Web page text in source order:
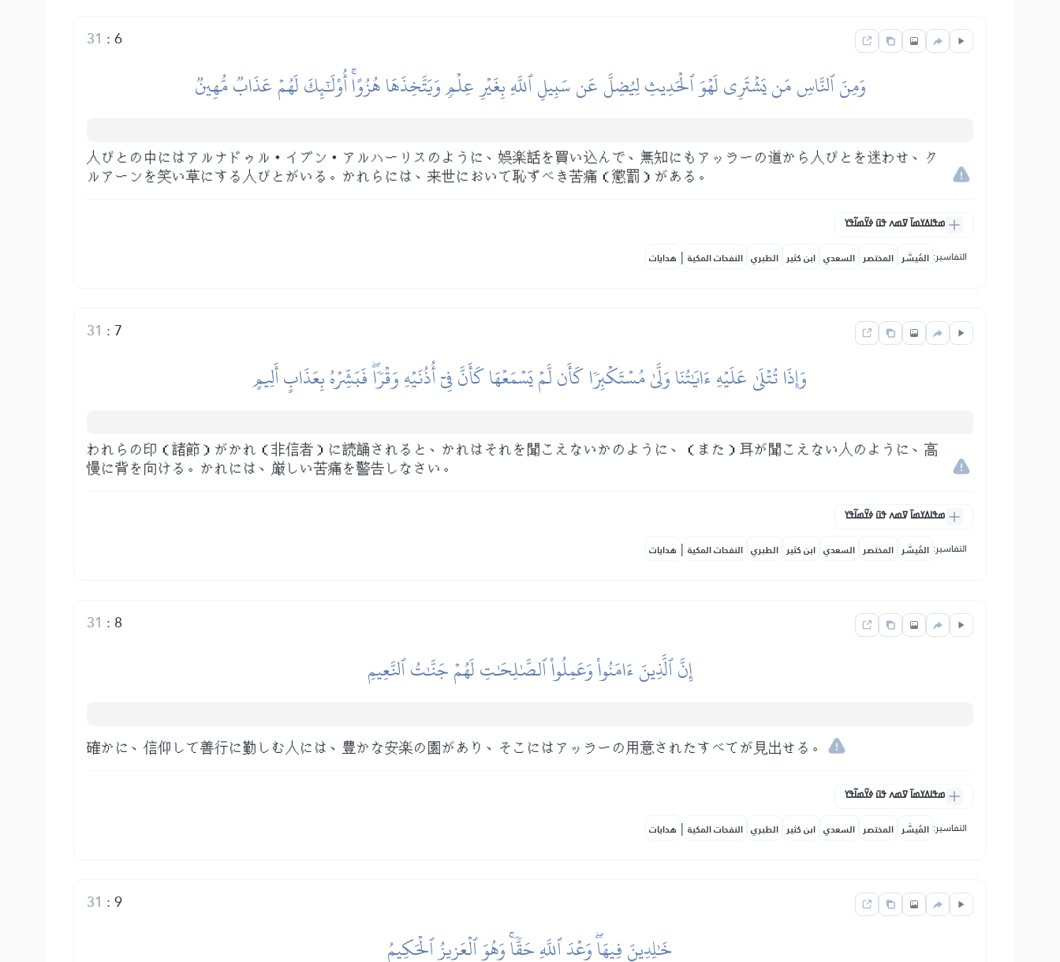
6
:
31
وَمِنَ ٱلنَّاسِ مَن يَشۡتَرِي لَهۡوَ ٱلۡحَدِيثِ لِيُضِلَّ عَن سَبِيلِ ٱللَّهِ بِغَيۡرِ عِلۡمٖ وَيَتَّخِذَهَا هُزُوًاۚ أُوْلَٰٓئِكَ لَهُمۡ عَذَابٞ مُّهِينٞ
人びとの中にはアルナドゥル・イブン・アルハーリスのように、娯楽話を買い込んで、無知にもアッラーの道から人びとを迷わせ、ク
ルアーンを笑い草にする人びとがいる。かれらには、来世において恥ずべき苦痛（懲罰）がある。
ߘߟߊߡߌߘߊ߫ ߜߘߍ ߟߎ߫ ߦߌ߬ߘߊ߬ߟߌ
التفاسير: المُيسَّر المختصر السعدي ابن كثير الطبري النفحات المكية | هدايات
7
:
31
وَإِذَا تُتۡلَىٰ عَلَيۡهِ ءَايَٰتُنَا وَلَّىٰ مُسۡتَكۡبِرٗا كَأَن لَّمۡ يَسۡمَعۡهَا كَأَنَّ فِيٓ أُذُنَيۡهِ وَقۡرٗاۖ فَبَشِّرۡهُ بِعَذَابٍ أَلِيمٍ
われらの印（諸節）がかれ（非信者）に読誦されると、かれはそれを聞こえないかのように、（また）耳が聞こえない人のように、高
慢に背を向ける。かれには、厳しい苦痛を警告しなさい。
ߘߟߊߡߌߘߊ߫ ߜߘߍ ߟߎ߫ ߦߌ߬ߘߊ߬ߟߌ
التفاسير: المُيسَّر المختصر السعدي ابن كثير الطبري النفحات المكية | هدايات
8
:
31
إِنَّ ٱلَّذِينَ ءَامَنُواْ وَعَمِلُواْ ٱلصَّٰلِحَٰتِ لَهُمۡ جَنَّٰتُ ٱلنَّعِيمِ
確かに、信仰して善行に勤しむ人には、豊かな安楽の園があり、そこにはアッラーの用意されたすべてが見出せる。
ߘߟߊߡߌߘߊ߫ ߜߘߍ ߟߎ߫ ߦߌ߬ߘߊ߬ߟߌ
التفاسير: المُيسَّر المختصر السعدي ابن كثير الطبري النفحات المكية | هدايات
9
:
31
خَٰلِدِينَ فِيهَاۖ وَعۡدَ ٱللَّهِ حَقّٗاۚ وَهُوَ ٱلۡعَزِيزُ ٱلۡحَكِيمُ